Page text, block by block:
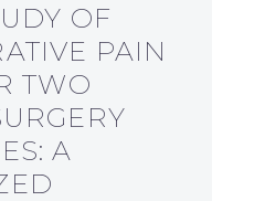
OF
PAIN
TWO
A